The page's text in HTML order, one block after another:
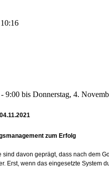
9:00 bis Donnerstag, 4.
zum Erfolg
davon geprägt, dass nach dem
Erst, wenn das eingesetzte